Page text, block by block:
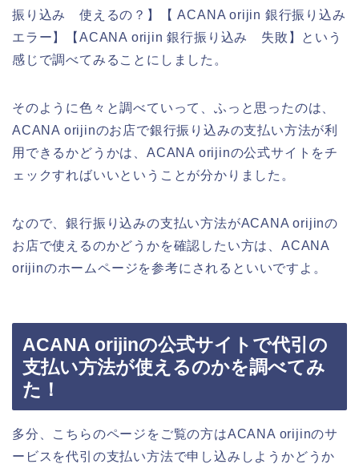
振り込み 使えるの？】【 ACANA orijin 銀行振り込み
エラー】【ACANA orijin 銀行振り込み 失敗】という
感じで調べてみることにしました。
そのように色々と調べていって、ふっと思ったのは、
ACANA orijinのお店で銀行振り込みの支払い方法が利
用できるかどうかは、ACANA orijinの公式サイトをチ
ェックすればいいということが分かりました。
なので、銀行振り込みの支払い方法がACANA orijinの
お店で使えるのかどうかを確認したい方は、ACANA
orijinのホームページを参考にされるといいですよ。
ACANA orijinの公式サイトで代引の
支払い方法が使えるのかを調べてみ
た！
多分、こちらのページをご覧の方はACANA orijinのサ
ービスを代引の支払い方法で申し込みしようかどうか